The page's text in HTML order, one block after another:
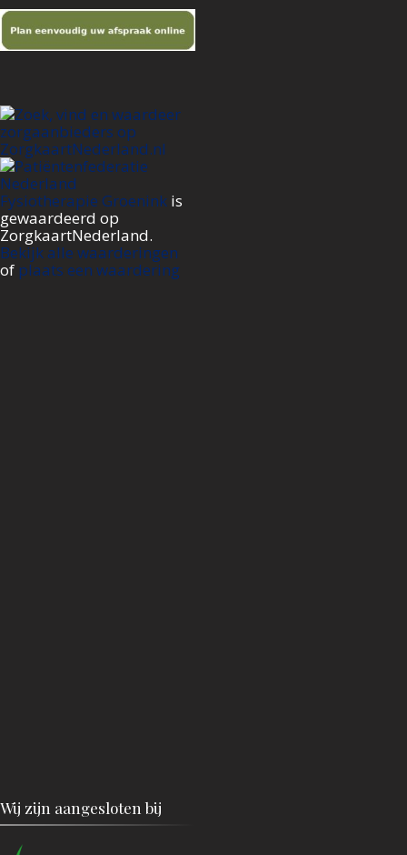
Fysiotherapie Groenink is
gewaardeerd op
ZorgkaartNederland.
Bekijk alle waarderingen
of plaats een waardering
Wij zijn aangesloten bij